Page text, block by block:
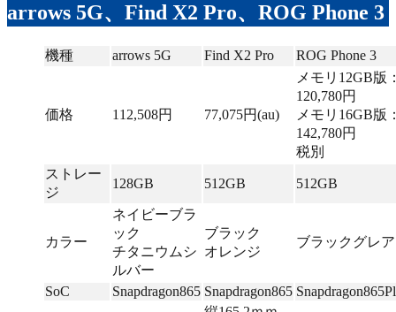
arrows 5G、Find X2 Pro、ROG Phone 3
機種 arrows 5G Find X2 Pro ROG Phone 3
価格 112,508円 77,075円(au)
メモリ12GB版
120,780円
メモリ16GB版
142,780円
税別
ストレー
ジ
128GB 512GB 512GB
カラー
ネイビーブラ
ック
チタニウムシ
ルバー
ブラック
オレンジ
ブラックグレア
SoC Snapdragon865 Snapdragon865